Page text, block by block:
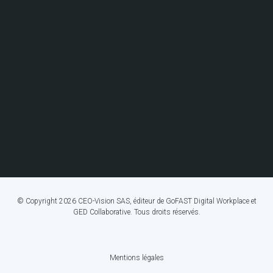
© Copyright 2026 CEO-Vision SAS, éditeur de GoFAST Digital Workplace et
GED Collaborative. Tous droits réservés.
Mentions légales